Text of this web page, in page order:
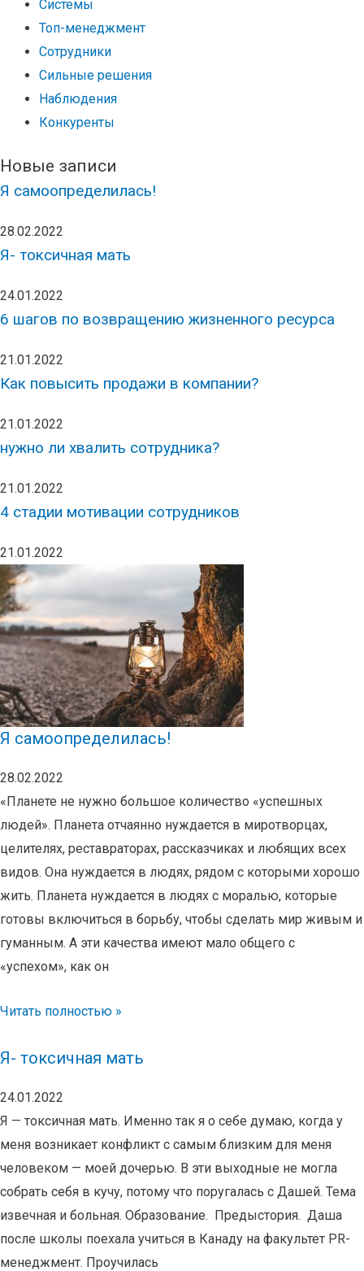
Системы
Топ-менеджмент
Сотрудники
Сильные решения
Наблюдения
Конкуренты
Новые записи
Я самоопределилась!
28.02.2022
Я- токсичная мать
24.01.2022
6 шагов по возвращению жизненного ресурса
21.01.2022
Как повысить продажи в компании?
21.01.2022
нужно ли хвалить сотрудника?
21.01.2022
4 стадии мотивации сотрудников
21.01.2022
Я самоопределилась!
28.02.2022
«Планете не нужно большое количество «успешных
людей». Планета отчаянно нуждается в миротворцах,
целителях, реставраторах, рассказчиках и любящих всех
видов. Она нуждается в людях, рядом с которыми хорошо
жить. Планета нуждается в людях с моралью, которые
готовы включиться в борьбу, чтобы сделать мир живым и
гуманным. А эти качества имеют мало общего с
«успехом», как он
Читать полностью »
Я- токсичная мать
24.01.2022
Я — токсичная мать. Именно так я о себе думаю, когда у
меня возникает конфликт с самым близким для меня
человеком — моей дочерью. В эти выходные не могла
собрать себя в кучу, потому что поругалась с Дашей. Тема
извечная и больная. Образование. Предыстория. Даша
после школы поехала учиться в Канаду на факультет PR-
менеджмент. Проучилась